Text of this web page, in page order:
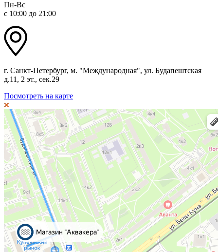
Пн-Вс
с 10:00 до 21:00
г. Санкт-Петербург, м. "Международная", ул. Будапештская
д.11, 2 эт., сек.29
Посмотреть на карте